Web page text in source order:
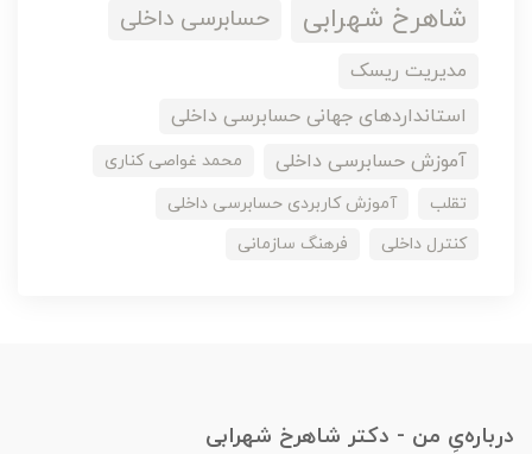
شاهرخ شهرابی حسابرسی داخلی
مدیریت ریسک
استانداردهای جهانی حسابرسی داخلی
آموزش حسابرسی داخلی
محمد غواصی کناری
تقلب
آموزش کاربردی حسابرسی داخلی
کنترل داخلی
فرهنگ سازمانی
درباره‌یِ من - دکتر شاهرخ شهرابی